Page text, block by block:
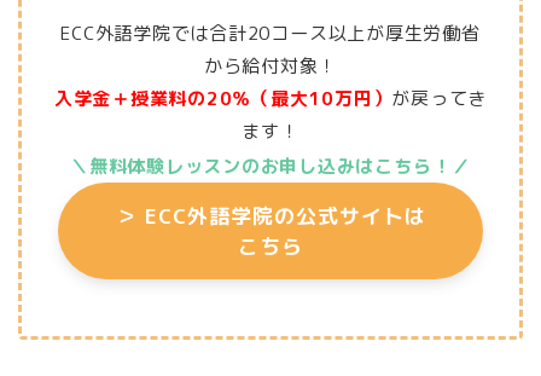
ECC外語学院では合計20コース以上が厚生労働省
から給付対象！
入学金＋授業料の20％（最大10万円） が戻ってき
ます！
＼無料体験レッスンのお申し込みはこちら ！／
＞ ECC外語学院の公式サイトは
こちら